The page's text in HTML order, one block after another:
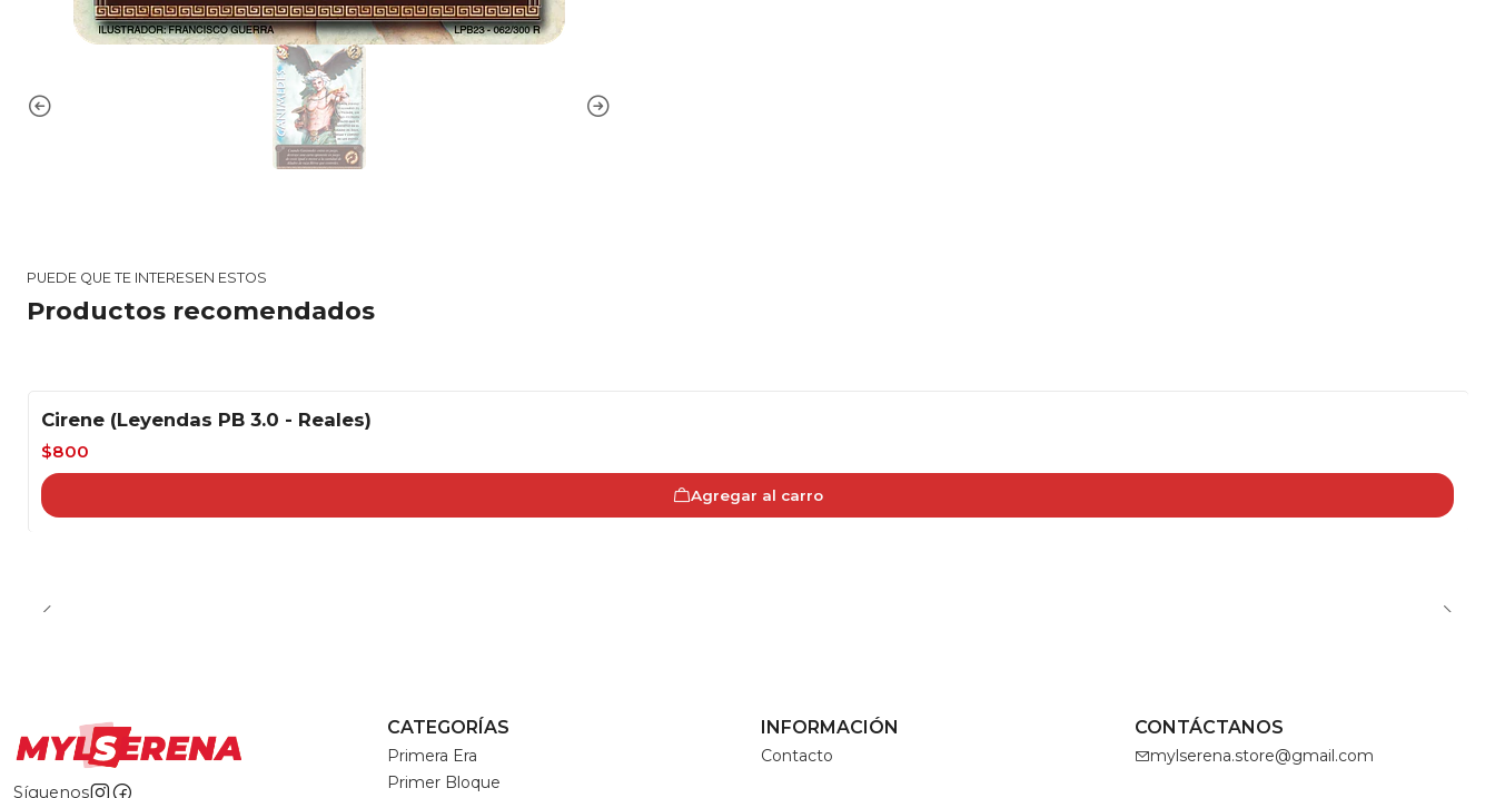
PUEDE QUE TE INTERESEN ESTOS
Productos recomendados
-20%
Cirene (Leyendas PB 3.0 - Reales)
$800
Agregar al carro
Síguenos
CATEGORÍAS
Primera Era
Primer Bloque
INFORMACIÓN
Contacto
CONTÁCTANOS
mylserena.store@gmail.com